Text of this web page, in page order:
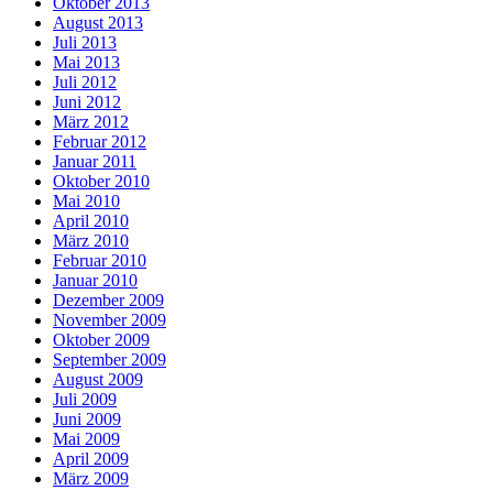
August 2013
Juli 2013
Mai 2013
Juli 2012
Juni 2012
März 2012
Februar 2012
Januar 2011
Oktober 2010
Mai 2010
April 2010
März 2010
Februar 2010
Januar 2010
Dezember 2009
November 2009
Oktober 2009
September 2009
August 2009
Juli 2009
Juni 2009
Mai 2009
April 2009
März 2009